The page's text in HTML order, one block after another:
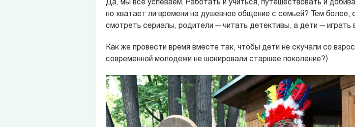
Да, мы всё успеваем. Работать и учиться, путешествовать и
но хватает ли времени на душевное общение с семьей? Тем более,
смотреть сериалы, родители — читать детективы, а дети — играть
Как же провести время вместе так, чтобы дети не скучали со
современной молодежи не шокировали старшее поколение?)